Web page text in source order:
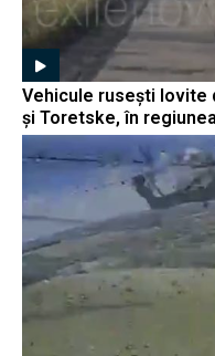
Vehicule rusești lovite
și Toretske, în